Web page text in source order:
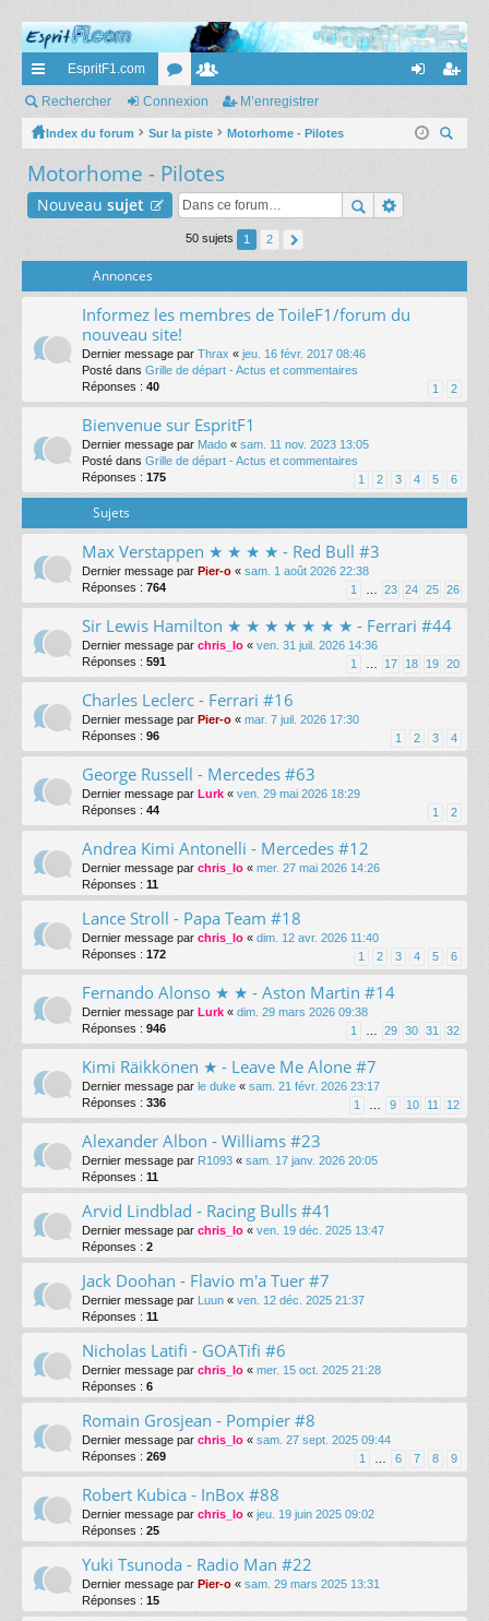
cc
ès
ra
pi
EspritF1.com
or
u
m
s
e
m
br
es
ne nr
r
Rechercher Connexion M’enregistrer
Index du forum Sur la piste
Motorhome - Pilotes
Motorhome - Pilotes
Nouveau sujet
50 sujets 1 2
Annonces
Informez les membres de ToileF1/forum du
nouveau site!
Dernier message par Thrax « jeu. 16 févr. 2017 08:46
Posté dans Grille de départ - Actus et commentaires
Réponses : 40 1 2
Bienvenue sur EspritF1
Dernier message par Mado « sam. 11 nov. 2023 13:05
Posté dans Grille de départ - Actus et commentaires
Réponses : 175 1 2 3 4 5 6
Sujets
Max Verstappen ★ ★ ★ ★ - Red Bull #3
Dernier message par Pier-o « sam. 1 août 2026 22:38
Réponses : 764 1 23 24 25 26
Sir Lewis Hamilton ★ ★ ★ ★ ★ ★ ★ - Ferrari #44
Dernier message par chris_lo « ven. 31 juil. 2026 14:36
Réponses : 591 1 17 18 19 20
Charles Leclerc - Ferrari #16
Dernier message par Pier-o « mar. 7 juil. 2026 17:30
Réponses : 96 1 2 3 4
George Russell - Mercedes #63
Dernier message par Lurk « ven. 29 mai 2026 18:29
Réponses : 44 1 2
Andrea Kimi Antonelli - Mercedes #12
Dernier message par chris_lo « mer. 27 mai 2026 14:26
Réponses : 11
Lance Stroll - Papa Team #18
Dernier message par chris_lo « dim. 12 avr. 2026 11:40
Réponses : 172 1 2 3 4 5 6
Fernando Alonso ★ ★ - Aston Martin #14
Dernier message par Lurk « dim. 29 mars 2026 09:38
Réponses : 946 1 29 30 31 32
Kimi Räikkönen ★ - Leave Me Alone #7
Dernier message par le duke « sam. 21 févr. 2026 23:17
Réponses : 336 1 9 10 11 12
Alexander Albon - Williams #23
Dernier message par R1093 « sam. 17 janv. 2026 20:05
Réponses : 11
Arvid Lindblad - Racing Bulls #41
Dernier message par chris_lo « ven. 19 déc. 2025 13:47
Réponses : 2
Jack Doohan - Flavio m'a Tuer #7
Dernier message par Luun « ven. 12 déc. 2025 21:37
Réponses : 11
Nicholas Latifi - GOATifi #6
Dernier message par chris_lo « mer. 15 oct. 2025 21:28
Réponses : 6
Romain Grosjean - Pompier #8
Dernier message par chris_lo « sam. 27 sept. 2025 09:44
Réponses : 269 1 6 7 8 9
Robert Kubica - InBox #88
Dernier message par chris_lo « jeu. 19 juin 2025 09:02
Réponses : 25
Yuki Tsunoda - Radio Man #22
Dernier message par Pier-o « sam. 29 mars 2025 13:31
Réponses : 15